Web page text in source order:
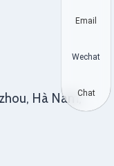
Hà Nam,
Email
Wechat
Chat